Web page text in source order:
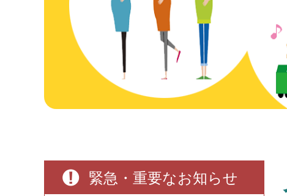
緊急・重要なお知らせ